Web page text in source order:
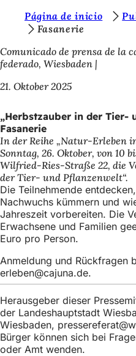
Inhalt anspringen
e
b
e
f
i
n
d
e
n
s
i
c
h
h
i
e
Página de inicio
Fasanerie
Comunicado de prensa de la
federado, Wiesbaden
21. Oktober 2025
„Herbstzauber in der Tier-
Fasanerie
In der Reihe „Natur-Erleben
Sonntag, 26. Oktober, von 10
Wilfried-Ries-Straße 22, die
der Tier- und Pflanzenwelt“.
Die Teilnehmende
Nachwuchs kümmern und
Jahreszeit vorbereiten. Die
Erwachsene und Familien
Euro pro Person.
Anmeldung und Rückfragen
erleben
cajuna de.
Herausgeber dieser
der Landeshauptstadt
Wiesbaden, pressereferat
Bürger können sich bei
oder Amt wenden.